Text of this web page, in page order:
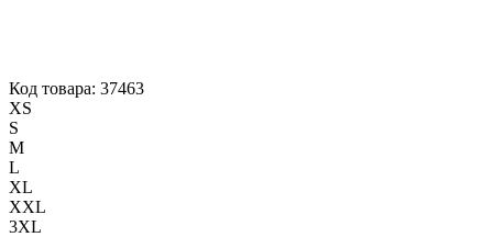
Код товара: 37463
XS
S
M
L
XL
XXL
3XL